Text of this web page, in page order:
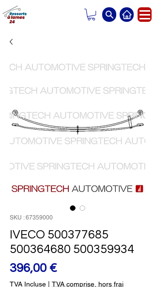
SKU : 67359000
IVECO 500377685
500364680 500359934
396,00 €Prix
TVA Incluse TVA comprise, hors frai